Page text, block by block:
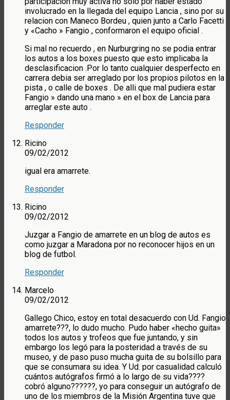
involucrado en la llegada del equipo Lancia , sino por su
relacion con Maneco Bordeu , quien junto a Carlo Facetti
y «Cacho » Fangio , conformaron el equipo oficial .
Si mal no recuerdo , en Nurburgring no se podia entrar
los autos a los boxes puesto que esto implicaba la
desclasificacion .Por lo tanto cualquier desperfecto en
carrera debia ser arreglado por los propios pilotos en la
pista , o calle de boxes . De alli que mal pudiera estar
Fangio » dando una mano » en el box de Lancia para
arreglar este auto .
Responder
Ricino
09/02/2012
igual era amarrete.
Responder
Ricino
09/02/2012
Juzgar a Fangio de amarrete en un blog de autos es
como juzgar a Maradona por no reconocer hijos en un
blog de futbol.
Responder
Marcelo
09/02/2012
Gallego Chico, estoy en total desacuerdo con Ud. Fangio
amarrete???, lo dudo mucho. Pudo haber «hecho guita»
todos los autos y trofeos que fue juntando, y sin
embargo los legó para la posteridad a través de su
museo, y de paso puso mucha guita de su bolsillo para
que se consumara su idea. Y Ud. por casualidad calculó
cuántos autógrafos firmó a lo largo de su vida????
cobró alguno??????, yo para conseguir un autógrafo de
uno de los miembros de la Misión Argentina tuve que